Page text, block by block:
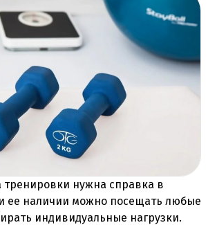
тренировки нужна справка в
ее наличии можно посещать любые
индивидуальные нагрузки.